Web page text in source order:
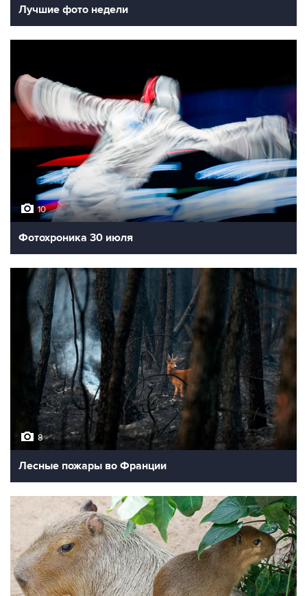
Лучшие фото недели
10
Фотохроника 30 июля
8
Лесные пожары во Франции